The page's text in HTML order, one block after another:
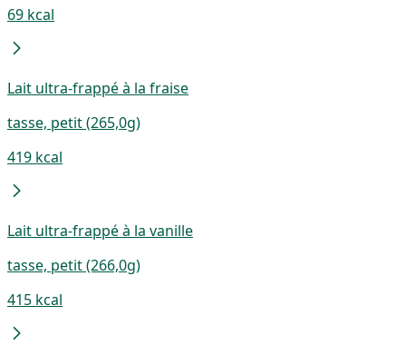
69 kcal
Lait ultra-frappé à la fraise
tasse, petit (265,0g)
419 kcal
Lait ultra-frappé à la vanille
tasse, petit (266,0g)
415 kcal